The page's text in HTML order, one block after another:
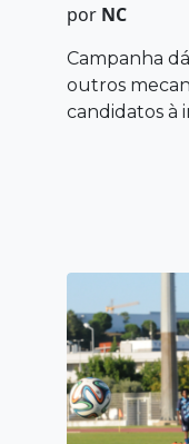
por NC
Campanha
outros
candidatos à